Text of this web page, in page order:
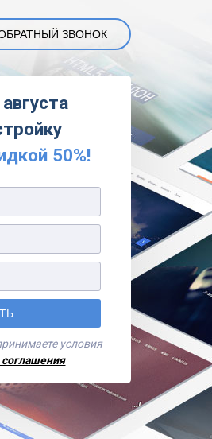
ЗВОНОК
50%!
условия
соглашения